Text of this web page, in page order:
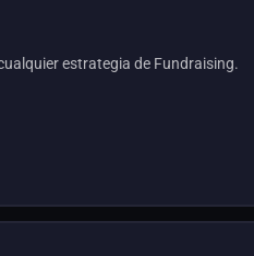
estrategia de Fundraising.